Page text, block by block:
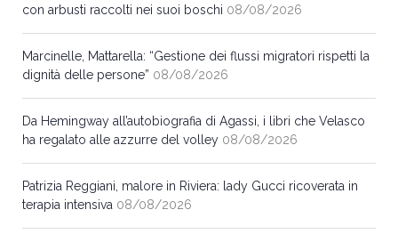
con arbusti raccolti nei suoi boschi 08/08/2026
Marcinelle, Mattarella: “Gestione dei flussi migratori rispetti la
dignità delle persone” 08/08/2026
Da Hemingway all’autobiografia di Agassi, i libri che Velasco
ha regalato alle azzurre del volley 08/08/2026
Patrizia Reggiani, malore in Riviera: lady Gucci ricoverata in
terapia intensiva 08/08/2026